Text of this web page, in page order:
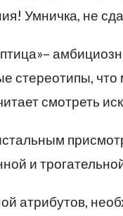
Умничка, не
стереотипы, что
смотреть
и
атрибутов,